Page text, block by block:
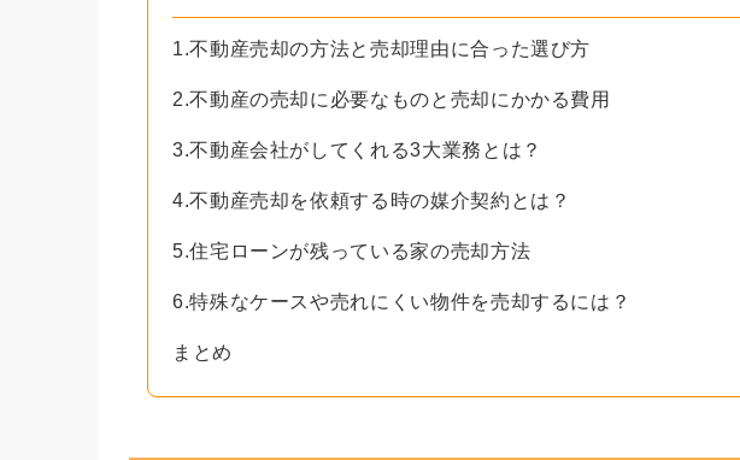
1.不動産売却の方法と売却理由に合った選び方
2.不動産の売却に必要なものと売却にかかる費用
3.不動産会社がしてくれる3大業務とは？
4.不動産売却を依頼する時の媒介契約とは？
5.住宅ローンが残っている家の売却方法
6.特殊なケースや売れにくい物件を売却するには？
まとめ